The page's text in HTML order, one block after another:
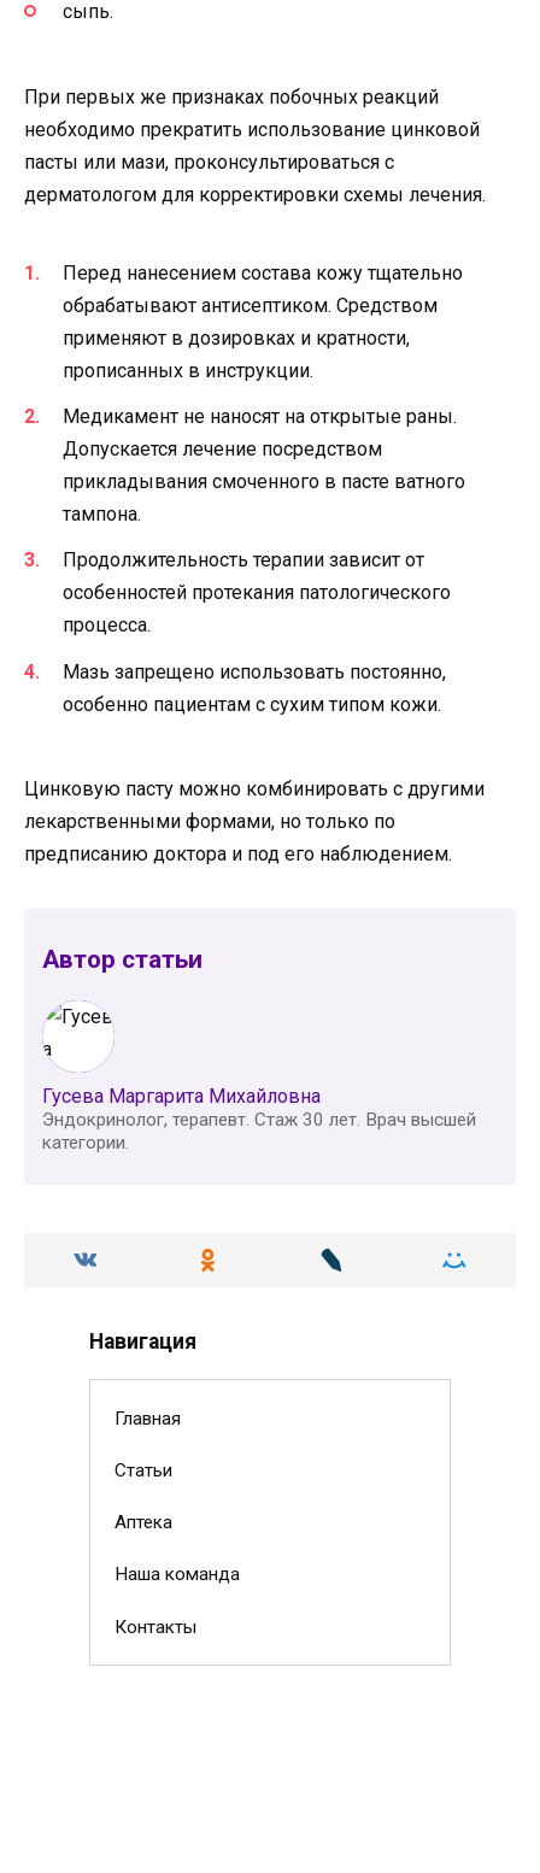
сыпь.
При первых же признаках побочных реакций
необходимо прекратить использование цинковой
пасты или мази, проконсультироваться с
дерматологом для корректировки схемы лечения.
Перед нанесением состава кожу тщательно
обрабатывают антисептиком. Средством
применяют в дозировках и кратности,
прописанных в инструкции.
Медикамент не наносят на открытые раны.
Допускается лечение посредством
прикладывания смоченного в пасте ватного
тампона.
Продолжительность терапии зависит от
особенностей протекания патологического
процесса.
Мазь запрещено использовать постоянно,
особенно пациентам с сухим типом кожи.
Цинковую пасту можно комбинировать с другими
лекарственными формами, но только по
предписанию доктора и под его наблюдением.
Автор статьи
Гусева Маргарита Михайловна
Эндокринолог, терапевт. Стаж 30 лет. Врач высшей
категории.
Навигация
Главная
Статьи
Аптека
Наша команда
Контакты